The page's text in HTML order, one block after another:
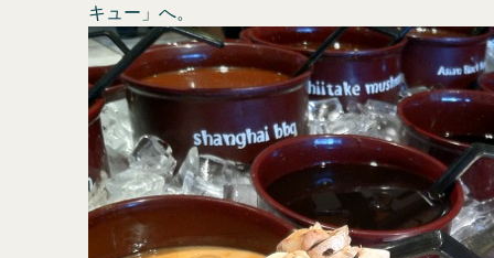
キュー」へ。